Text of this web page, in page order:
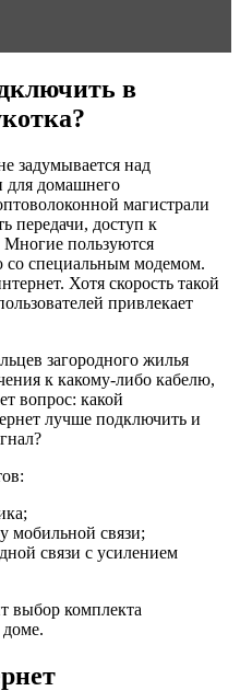
в
задумывается над
для домашнего
магистрали
передачи, доступ к
пользуются
со специальным модемом.
Хотя скорость такой
привлекает
загородного жилья
к какому-либо кабелю,
вопрос: какой
лучше подключить и
мобильной связи;
связи с усилением
выбор комплекта
доме.